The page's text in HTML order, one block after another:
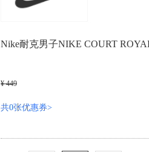
Nike耐克男子NIKE COURT
¥ 449
共0张优惠券>